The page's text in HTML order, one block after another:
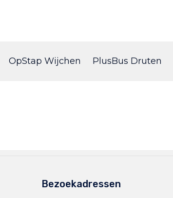
to
OpStap Wijchen PlusBus Druten
Bezoekadressen